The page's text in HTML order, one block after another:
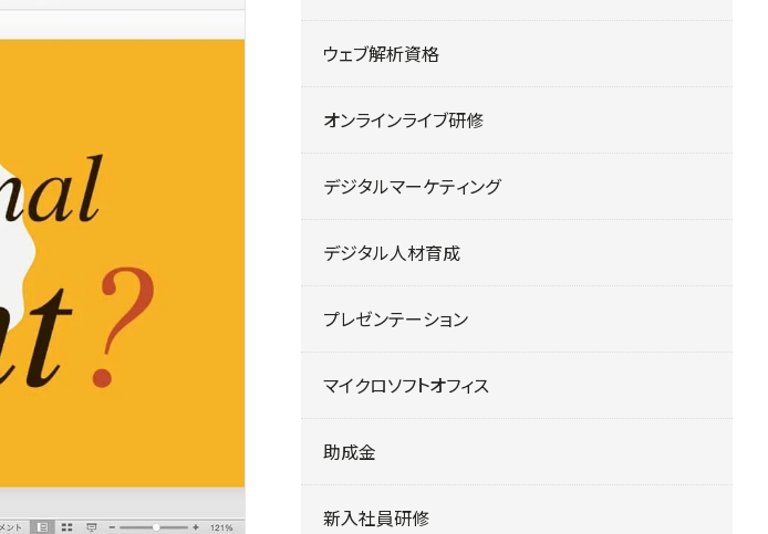
ウェブ解析資格
オンラインライブ研修
デジタルマーケティング
デジタル人材育成
プレゼンテーション
マイクロソフトオフィス
助成金
新入社員研修